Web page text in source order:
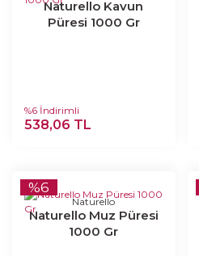
Naturello Kavun
Püresi 1000 Gr
%6 İndirimli
538,06 TL
%6
Naturello
Naturello Muz Püresi
1000 Gr